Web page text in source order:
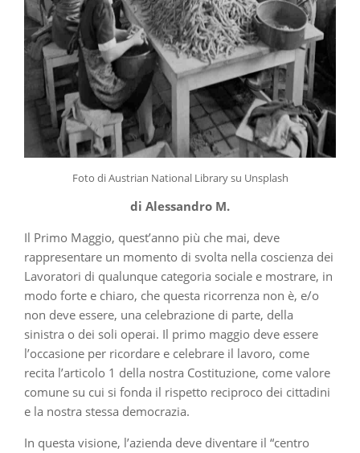
Foto di Austrian National Library su Unsplash
di Alessandro M.
Il Primo Maggio, quest’anno più che mai, deve
rappresentare un momento di svolta nella coscienza dei
Lavoratori di qualunque categoria sociale e mostrare, in
modo forte e chiaro, che questa ricorrenza non è, e/o
non deve essere, una celebrazione di parte, della
sinistra o dei soli operai. Il primo maggio deve essere
l’occasione per ricordare e celebrare il lavoro, come
recita l’articolo 1 della nostra Costituzione, come valore
comune su cui si fonda il rispetto reciproco dei cittadini
e la nostra stessa democrazia.
In questa visione, l’azienda deve diventare il “centro